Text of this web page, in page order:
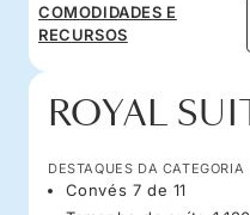
COMODIDADES E
RECURSOS
ROYAL
DESTAQUES DA CATEGORIA
Convés 7 de 11